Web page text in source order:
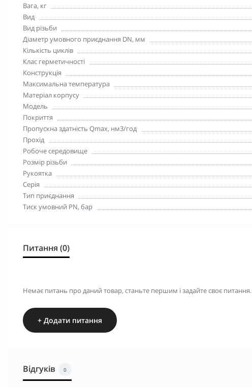
Вага, кг
Вид
Вид різьби
Діаметр умовного приєднання DN, мм
Кількість циклів
Клас герметичності
Конструкція
Максимальна температура
Матеріал корпусу
Модель
Покриття
Пропускна здатність Qmax, нм3/год
Прохід
Робоче середовище
Розмір різьби
Рукоятка
Серія
Тип приєднання
Тиск умовний PN, бар
Питання (0)
Немає питань про даний товар, станьте першим і задайте своє питання.
+ Додати питання
Відгуків 0